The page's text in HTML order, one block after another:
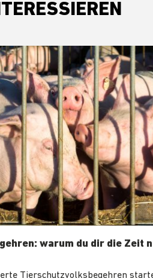
warum du dir die Zeit
Tierschutzvolksbegehren